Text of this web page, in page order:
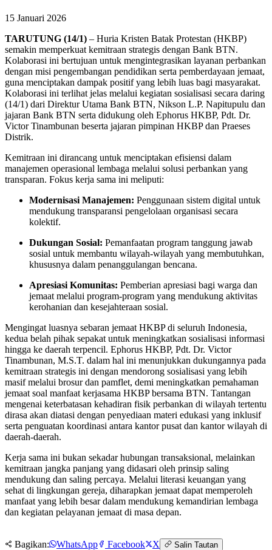
15 Januari 2026
TARUTUNG (14/1) – Huria Kristen Batak Protestan (HKBP)
semakin memperkuat kemitraan strategis dengan Bank BTN.
Kolaborasi ini bertujuan untuk mengintegrasikan layanan perbankan
dengan misi pengembangan pendidikan serta pemberdayaan jemaat,
guna menciptakan dampak positif yang lebih luas bagi masyarakat.
Kolaborasi ini terlihat jelas melalui kegiatan sosialisasi secara daring
(14/1) dari Direktur Utama Bank BTN, Nikson L.P. Napitupulu dan
jajaran Bank BTN serta didukung oleh Ephorus HKBP, Pdt. Dr.
Victor Tinambunan beserta jajaran pimpinan HKBP dan Praeses
Distrik.
Kemitraan ini dirancang untuk menciptakan efisiensi dalam
manajemen operasional lembaga melalui solusi perbankan yang
transparan. Fokus kerja sama ini meliputi:
Modernisasi Manajemen: Penggunaan sistem digital untuk
mendukung transparansi pengelolaan organisasi secara
kolektif.
Dukungan Sosial: Pemanfaatan program tanggung jawab
sosial untuk membantu wilayah-wilayah yang membutuhkan,
khususnya dalam penanggulangan bencana.
Apresiasi Komunitas: Pemberian apresiasi bagi warga dan
jemaat melalui program-program yang mendukung aktivitas
kerohanian dan kesejahteraan sosial.
Mengingat luasnya sebaran jemaat HKBP di seluruh Indonesia,
kedua belah pihak sepakat untuk meningkatkan sosialisasi informasi
hingga ke daerah terpencil. Ephorus HKBP, Pdt. Dr. Victor
Tinambunan, M.S.T. dalam hal ini menunjukkan dukungannya pada
kemitraan strategis ini dengan mendorong sosialisasi yang lebih
masif melalui brosur dan pamflet, demi meningkatkan pemahaman
jemaat soal manfaat kerjasama HKBP bersama BTN. Tantangan
mengenai keterbatasan kehadiran fisik perbankan di wilayah tertentu
dirasa akan diatasi dengan penyediaan materi edukasi yang inklusif
serta penguatan koordinasi antara kantor pusat dan kantor wilayah di
daerah-daerah.
Kerja sama ini bukan sekadar hubungan transaksional, melainkan
kemitraan jangka panjang yang didasari oleh prinsip saling
mendukung dan saling percaya. Melalui literasi keuangan yang
sehat di lingkungan gereja, diharapkan jemaat dapat memperoleh
manfaat yang lebih besar dalam mendukung kemandirian lembaga
dan kegiatan pelayanan jemaat di masa depan.
Bagikan: WhatsApp Facebook X Salin Tautan